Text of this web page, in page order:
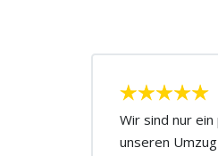
Wir sind nur
unseren